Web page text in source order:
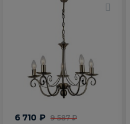
9 587 ₽
6 710 ₽